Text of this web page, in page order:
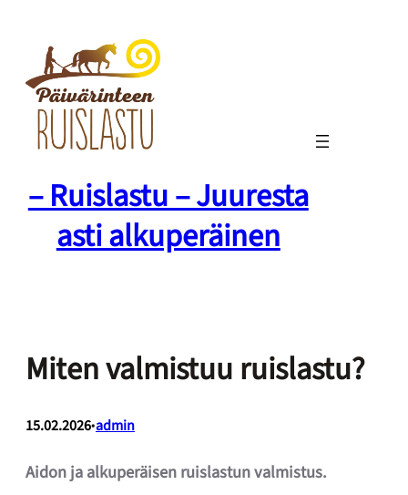
– Ruislastu – Juuresta
asti alkuperäinen
Miten valmistuu ruislastu?
15.02.2026•admin
Aidon ja alkuperäisen ruislastun valmistus.